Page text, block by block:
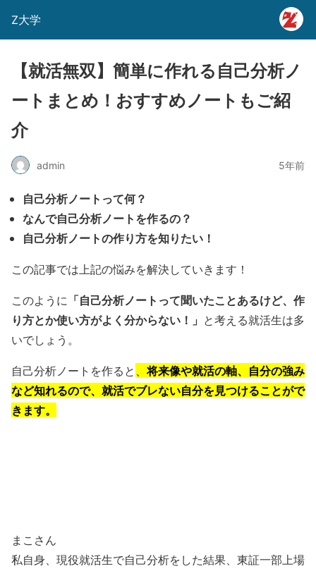
Z大学
【就活無双】簡単に作れる自己分析ノ
ートまとめ！おすすめノートもご紹
介
admin 5年前
自己分析ノートって何？
なんで自己分析ノートを作るの？
自己分析ノートの作り方を知りたい！
この記事では上記の悩みを解決していきます！
このように 「自己分析ノートって聞いたことあるけど、作
り方とか使い方がよく分からない！」 と考える就活生は多
いでしょう。
自己分析ノートを作ると 、将来像や就活の軸、自分の強み
など知れるので、就活でブレない自分を見つけることがで
きます。
まこさん
私自身、現役就活生で自己分析をした結果、東証一部上場